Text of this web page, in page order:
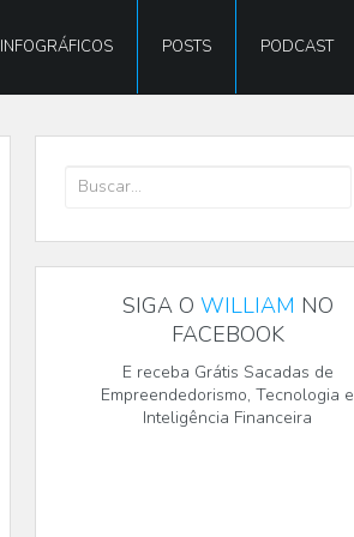
INFOGRÁFICOS POSTS PODCAST
SIGA O WILLIAM NO
FACEBOOK
E receba Grátis Sacadas de
Empreendedorismo, Tecnologia e
Inteligência Financeira